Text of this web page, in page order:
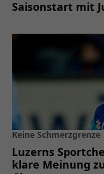
Saisonstart mit
Keine Schmerzgrenze
Luzerns
klare Meinung